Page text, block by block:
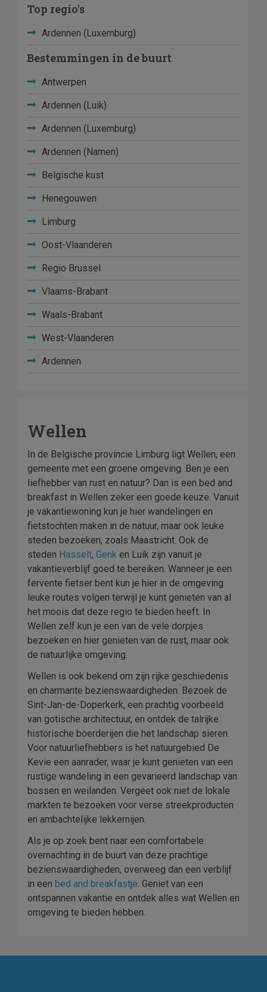
Top regio's
Ardennen (Luxemburg)
Bestemmingen in de buurt
Antwerpen
Ardennen (Luik)
Ardennen (Luxemburg)
Ardennen (Namen)
Belgische kust
Henegouwen
Limburg
Oost-Vlaanderen
Regio Brussel
Vlaams-Brabant
Waals-Brabant
West-Vlaanderen
Ardennen
Wellen
In de Belgische provincie Limburg ligt Wellen, een
gemeente met een groene omgeving. Ben je een
liefhebber van rust en natuur? Dan is een bed and
breakfast in Wellen zeker een goede keuze. Vanuit
je vakantiewoning kun je hier wandelingen en
fietstochten maken in de natuur, maar ook leuke
steden bezoeken, zoals Maastricht. Ook de
steden Hasselt, Genk en Luik zijn vanuit je
vakantieverblijf goed te bereiken. Wanneer je een
fervente fietser bent kun je hier in de omgeving
leuke routes volgen terwijl je kunt genieten van al
het moois dat deze regio te bieden heeft. In
Wellen zelf kun je een van de vele dorpjes
bezoeken en hier genieten van de rust, maar ook
de natuurlijke omgeving.
Wellen is ook bekend om zijn rijke geschiedenis
en charmante bezienswaardigheden. Bezoek de
Sint-Jan-de-Doperkerk, een prachtig voorbeeld
van gotische architectuur, en ontdek de talrijke
historische boerderijen die het landschap sieren.
Voor natuurliefhebbers is het natuurgebied De
Kevie een aanrader, waar je kunt genieten van een
rustige wandeling in een gevarieerd landschap van
bossen en weilanden. Vergeet ook niet de lokale
markten te bezoeken voor verse streekproducten
en ambachtelijke lekkernijen.
Als je op zoek bent naar een comfortabele
overnachting in de buurt van deze prachtige
bezienswaardigheden, overweeg dan een verblijf
in een bed and breakfastje. Geniet van een
ontspannen vakantie en ontdek alles wat Wellen en
omgeving te bieden hebben.